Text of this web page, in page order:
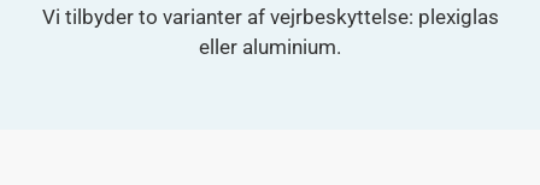
Vi tilbyder to varianter af vejrbeskyttelse: plexiglas
eller aluminium.